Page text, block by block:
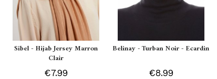
Sibel - Hijab Jersey Marron
Clair
€7.99
Belinay - Turban Noir - Ecardin
€8.99